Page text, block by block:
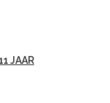
JAAR